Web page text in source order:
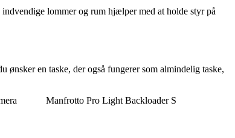
lommer og rum hjælper med at holde styr på
en taske, der også fungerer som almindelig taske,
Manfrotto Pro Light Backloader S